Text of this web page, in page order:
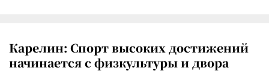
Карелин: Спорт высоких достижений
начинается с физкультуры и двора